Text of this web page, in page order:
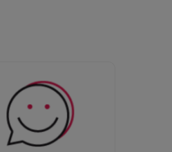
Sprawdź nasze 100%
zadowolenia Klientów